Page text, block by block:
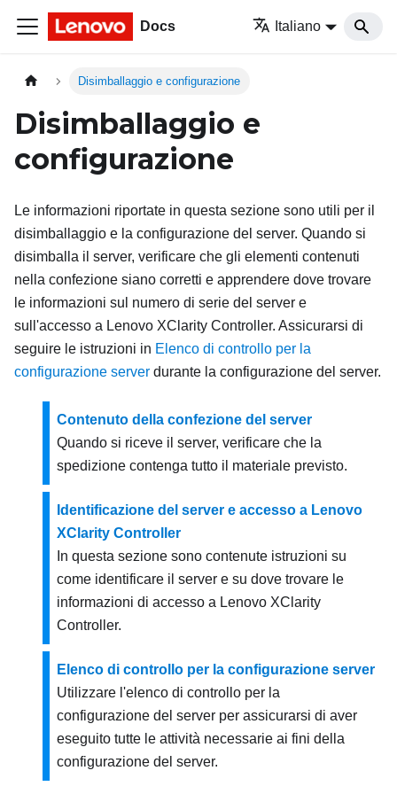
Docs Italiano
Disimballaggio e configurazione
Disimballaggio e
configurazione
Le informazioni riportate in questa sezione sono utili per il
disimballaggio e la configurazione del server. Quando si
disimballa il server, verificare che gli elementi contenuti
nella confezione siano corretti e apprendere dove trovare
le informazioni sul numero di serie del server e
sull'accesso a Lenovo XClarity Controller. Assicurarsi di
seguire le istruzioni in Elenco di controllo per la
configurazione server durante la configurazione del server.
Contenuto della confezione del server
Quando si riceve il server, verificare che la
spedizione contenga tutto il materiale previsto.
Identificazione del server e accesso a Lenovo
XClarity Controller
In questa sezione sono contenute istruzioni su
come identificare il server e su dove trovare le
informazioni di accesso a Lenovo XClarity
Controller.
Elenco di controllo per la configurazione server
Utilizzare l'elenco di controllo per la
configurazione del server per assicurarsi di aver
eseguito tutte le attività necessarie ai fini della
configurazione del server.